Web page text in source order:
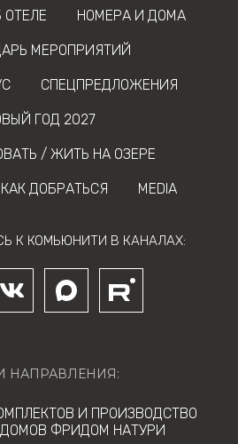
ОТЕЛЕ НОМЕРА И ДОМА
МЕРОПРИЯТИЙ
СПЕЦПРЕДЛОЖЕНИЯ
ГОД 2027
/ ЖИТЬ НА ОЗЕРЕ
КАК ДОБРАТЬСЯ MEDIA
К КОМЬЮНИТИ В КАНАЛАХ:
НАПРАВЛЕНИЯ:
И ПРОИЗВОДСТВО
ФРИДОМ НАТУРИ